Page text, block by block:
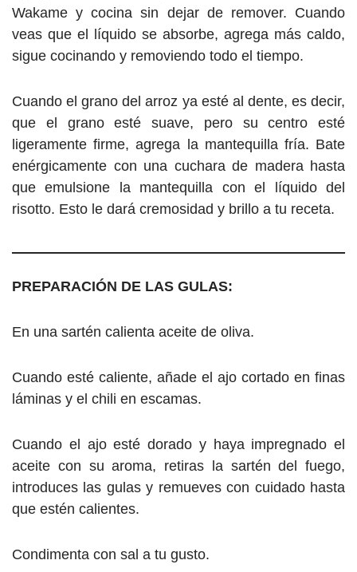
Wakame y cocina sin dejar de remover. Cuando
veas que el líquido se absorbe, agrega más caldo,
sigue cocinando y removiendo todo el tiempo.
Cuando el grano del arroz ya esté al dente, es decir,
que el grano esté suave, pero su centro esté
ligeramente firme, agrega la mantequilla fría. Bate
enérgicamente con una cuchara de madera hasta
que emulsione la mantequilla con el líquido del
risotto. Esto le dará cremosidad y brillo a tu receta.
PREPARACIÓN DE LAS GULAS:
En una sartén calienta aceite de oliva.
Cuando esté caliente, añade el ajo cortado en finas
láminas y el chili en escamas.
Cuando el ajo esté dorado y haya impregnado el
aceite con su aroma, retiras la sartén del fuego,
introduces las gulas y remueves con cuidado hasta
que estén calientes.
Condimenta con sal a tu gusto.